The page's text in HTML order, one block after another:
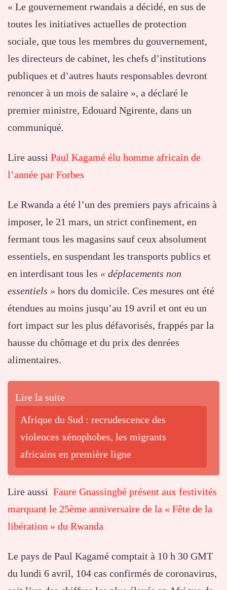
« Le gouvernement rwandais a décidé, en sus de
toutes les initiatives actuelles de protection
sociale, que tous les membres du gouvernement,
les directeurs de cabinet, les chefs d’institutions
publiques et d’autres hauts responsables devront
renoncer à un mois de salaire », a déclaré le
premier ministre, Edouard Ngirente, dans un
communiqué.
Lire aussi Paul Kagamé élu homme africain de
l’année par Forbes
Le Rwanda a été l’un des premiers pays africains à
imposer, le 21 mars, un strict confinement, en
fermant tous les magasins sauf ceux absolument
essentiels, en suspendant les transports publics et
en interdisant tous les « déplacements non
essentiels » hors du domicile. Ces mesures ont été
étendues au moins jusqu’au 19 avril et ont eu un
fort impact sur les plus défavorisés, frappés par la
hausse du chômage et du prix des denrées
alimentaires.
Lire la suite
Afrique du Sud : recrudescence des
violences xénophobes, les migrants
africains en première ligne
Lire aussi Faure Gnassingbé présent aux festivités
marquant le 25ème anniversaire de la « Fête de la
libération » du Rwanda
Le pays de Paul Kagamé comptait à 10 h 30 GMT
du lundi 6 avril, 104 cas confirmés de coronavirus,